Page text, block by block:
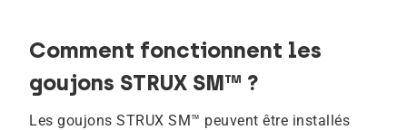
Comment fonctionnent les
goujons STRUX SM™ ?
Les goujons STRUX SM™ peuvent être installés